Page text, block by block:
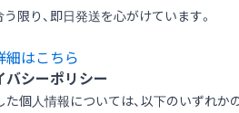
限り、即日発送を心がけています。
細はこちら
バシーポリシー
個人情報については、以下のいずれか